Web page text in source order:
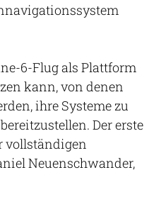
6-Flug als Plattform
kann, von denen
ihre Systeme zu
Der erste
vollständigen
Neuenschwander,